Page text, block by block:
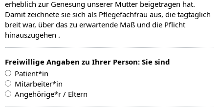
erheblich zur Genesung unserer Mutter beigetragen hat.
Damit zeichnete sie sich als Pflegefachfrau aus, die tagtäglich
breit war, über das zu erwartende Maß und die Pflicht
hinauszugehen .
Freiwillige Angaben zu Ihrer Person: Sie sind
Patient*in
Mitarbeiter*in
Angehörige*r / Eltern